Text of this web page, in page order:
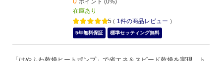
ポイント (0%)
在庫あり
5（ 1件の商品レビュー ）
5年無料保証 標準セッティング無料